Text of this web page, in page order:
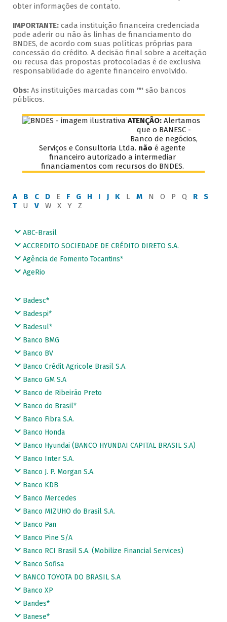
obter informações de contato.
IMPORTANTE: cada instituição financeira credenciada
pode aderir ou não às linhas de financiamento do
BNDES, de acordo com suas políticas próprias para
concessão do crédito. A decisão final sobre a aceitação
ou recusa das propostas protocoladas é de exclusiva
responsabilidade do agente financeiro envolvido.
Obs: As instituições marcadas com '*' são bancos
públicos.
ATENÇÃO: Alertamos
que o BANESC -
Banco de negócios,
Serviços e Consultoria Ltda. não é agente
financeiro autorizado a intermediar
financiamentos com recursos do BNDES.
A B C DE F G H I J KL MN O P Q R
S
TU VW X Y Z
ABC-Brasil
ACCREDITO SOCIEDADE DE CRÉDITO DIRETO S.A.
Agência de Fomento Tocantins*
AgeRio
Badesc*
Badespi*
Badesul*
Banco BMG
Banco BV
Banco Crédit Agricole Brasil S.A.
Banco GM S.A
Banco de Ribeirão Preto
Banco do Brasil*
Banco Fibra S.A.
Banco Honda
Banco Hyundai (BANCO HYUNDAI CAPITAL BRASIL S.A)
Banco Inter S.A.
Banco J. P. Morgan S.A.
Banco KDB
Banco Mercedes
Banco MIZUHO do Brasil S.A.
Banco Pan
Banco Pine S/A
Banco RCI Brasil S.A. (Mobilize Financial Services)
Banco Sofisa
BANCO TOYOTA DO BRASIL S.A
Banco XP
Bandes*
Banese*